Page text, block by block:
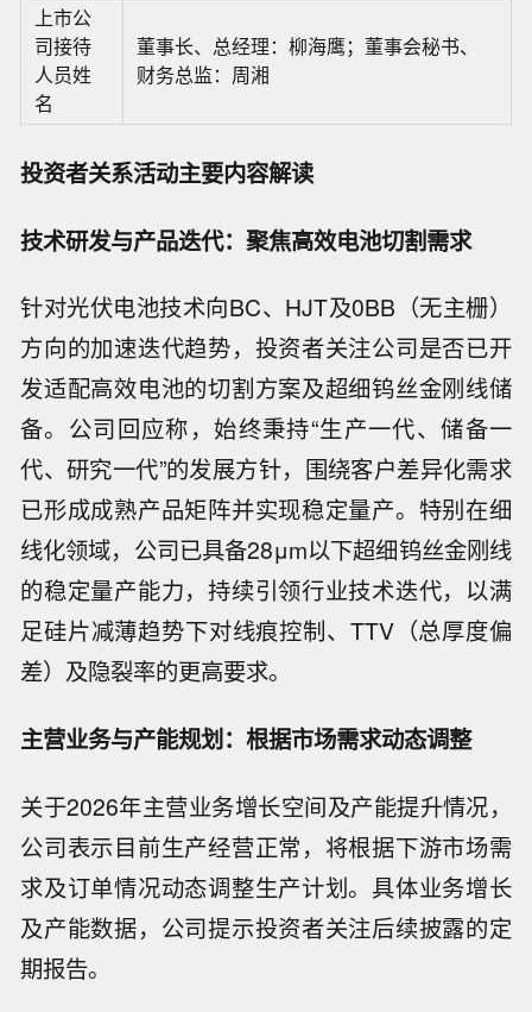
上市公
司接待
人员姓
名
董事长、总经理：柳海鹰；董事会秘书、
财务总监：周湘
投资者关系活动主要内容解读
技术研发与产品迭代：聚焦高效电池切割需求
针对光伏电池技术向BC、HJT及0BB（无主栅）
方向的加速迭代趋势，投资者关注公司是否已开
发适配高效电池的切割方案及超细钨丝金刚线储
备。公司回应称，始终秉持“生产一代、储备一
代、研究一代”的发展方针，围绕客户差异化需求
已形成成熟产品矩阵并实现稳定量产。特别在细
线化领域，公司已具备28μm以下超细钨丝金刚线
的稳定量产能力，持续引领行业技术迭代，以满
足硅片减薄趋势下对线痕控制、TTV（总厚度偏
差）及隐裂率的更高要求。
主营业务与产能规划：根据市场需求动态调整
关于2026年主营业务增长空间及产能提升情况，
公司表示目前生产经营正常，将根据下游市场需
求及订单情况动态调整生产计划。具体业务增长
及产能数据，公司提示投资者关注后续披露的定
期报告。